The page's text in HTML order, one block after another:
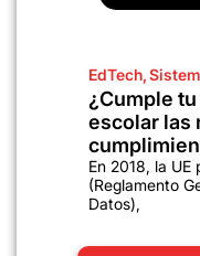
EdTech,
¿Cumple
escolar las
En 2018, la UE
(Reglamento
Datos),